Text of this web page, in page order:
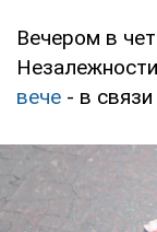
Вечером в
вече - в